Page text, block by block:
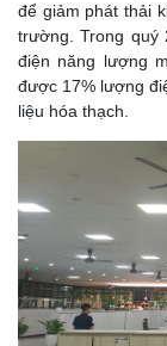
để giảm phát thải
trường. Trong quý
điện năng lượng
được 17% lượng
liệu hóa thạch.